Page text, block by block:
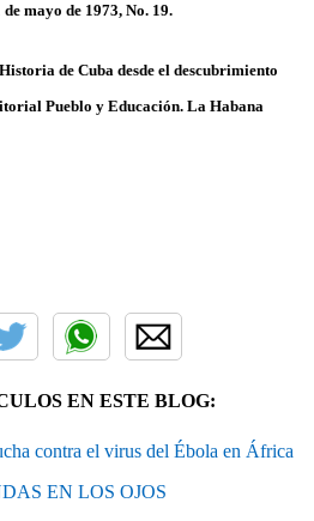
mayo de 1973, No. 19.
de Cuba desde el descubrimiento
Pueblo y Educación. La Habana
EN ESTE BLOG:
contra el virus del Ébola en África
EN LOS OJOS